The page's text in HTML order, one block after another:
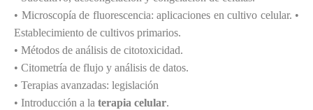
• Microscopía de fluorescencia: aplicaciones en cultivo celular. •
Establecimiento de cultivos primarios.
• Métodos de análisis de citotoxicidad.
• Citometría de flujo y análisis de datos.
• Terapias avanzadas: legislación
• Introducción a la terapia celular.